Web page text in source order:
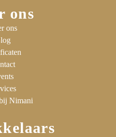
ons
ons
Nimani